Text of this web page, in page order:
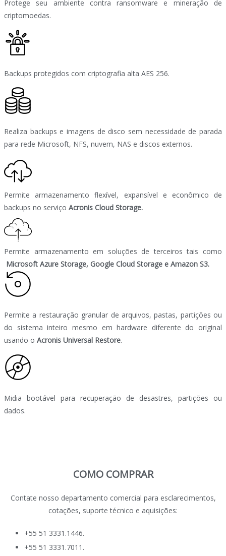
Protege seu ambiente contra ransomware e mineração de
criptomoedas.
Backups protegidos com criptografia alta AES 256.
Realiza backups e imagens de disco sem necessidade de parada
para rede Microsoft, NFS, nuvem, NAS e discos externos.
Permite armazenamento flexível, expansível e econômico de
backups no serviço Acronis Cloud Storage.
Permite armazenamento em soluções de terceiros tais como
Microsoft Azure Storage, Google Cloud Storage e Amazon S3.
Permite a restauração granular de arquivos, pastas, partições ou
do sistema inteiro mesmo em hardware diferente do original
usando o Acronis Universal Restore.
Midia bootável para recuperação de desastres, partições ou
dados.
COMO COMPRAR
Contate nosso departamento comercial para esclarecimentos,
cotações, suporte técnico e aquisições:
+55 51 3331.1446.
+55 51 3331.7011.